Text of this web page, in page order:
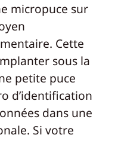
micropuce sur
Cette
sous la
petite puce
d’identification
dans une
Si votre